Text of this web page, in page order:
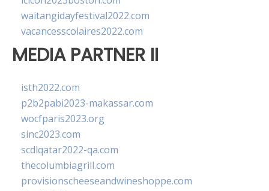
waitangidayfestival2022.com
vacancesscolaires2022.com
MEDIA PARTNER II
isth2022.com
p2b2pabi2023-makassar.com
wocfparis2023.org
sinc2023.com
scdlqatar2022-qa.com
thecolumbiagrill.com
provisionscheeseandwineshoppe.com